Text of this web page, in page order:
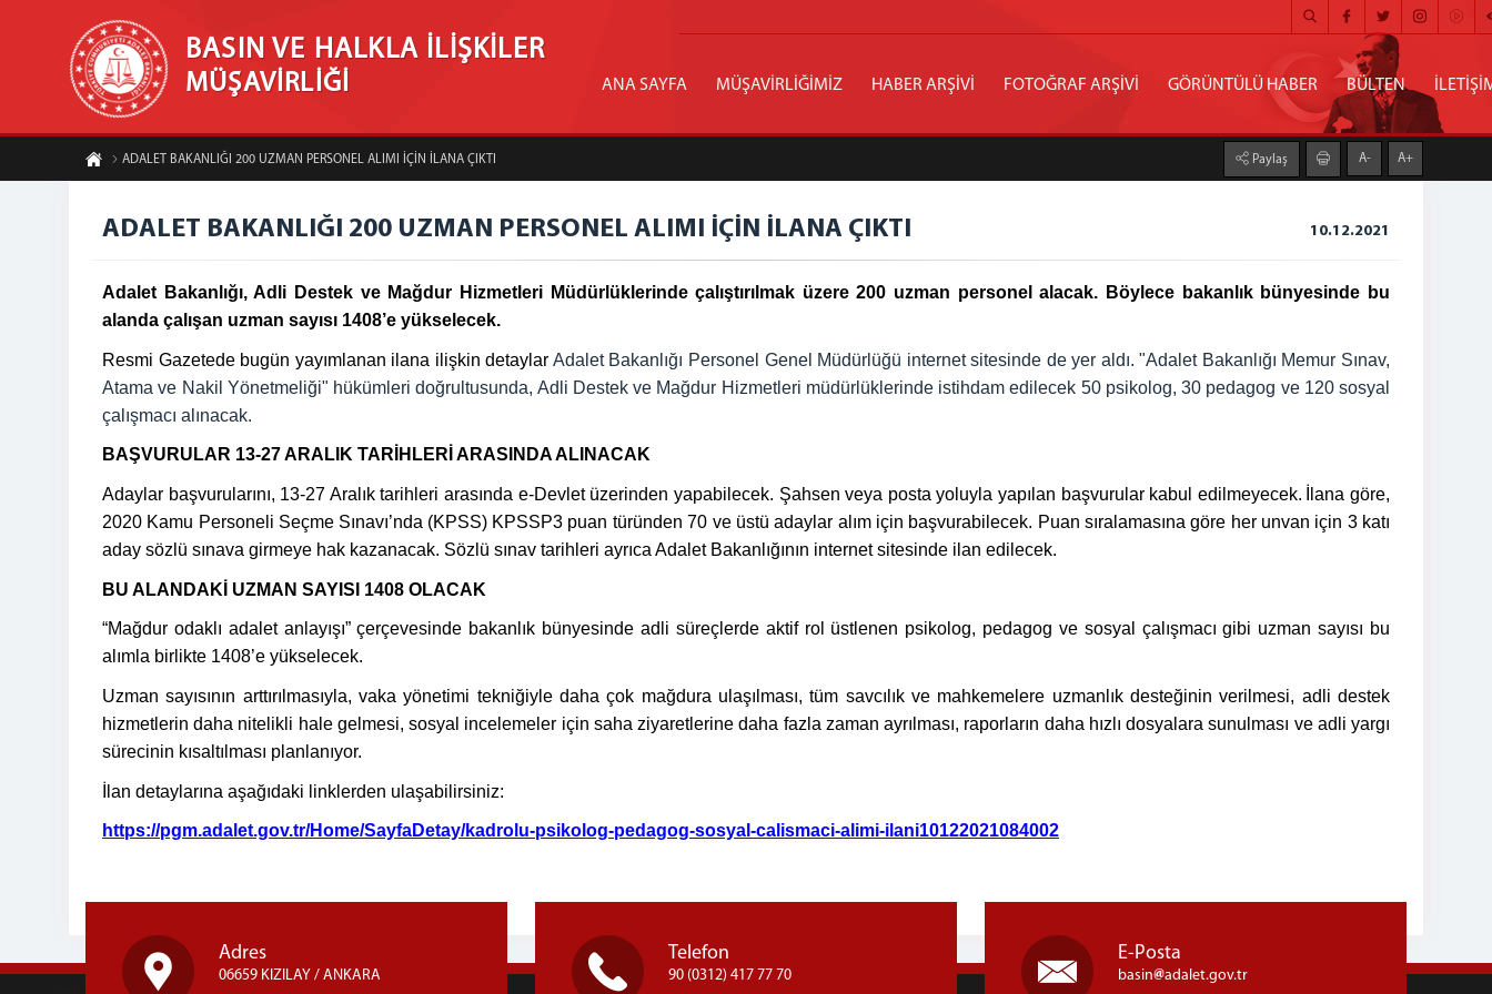
BASIN VE HALKLA İLİŞKİLER
MÜŞAVİRLİĞİ ANA SAYFA MÜŞAVİRLİĞİMİZ HABER ARŞİVİ FOTOĞRAF ARŞİVİ GÖRÜNTÜLÜ HABER BÜLTEN
ADALET BAKANLIĞI 200 UZMAN PERSONEL ALIMI İÇİN İLANA ÇIKTI Paylaş A- A+
ADALET BAKANLIĞI 200 UZMAN PERSONEL ALIMI İÇİN İLANA ÇIKTI 10.12.2021
Adalet Bakanlığı, Adli Destek ve Mağdur Hizmetleri Müdürlüklerinde çalıştırılmak üzere 200 uzman personel alacak. Böylece bakanlık bünyesinde bu
alanda çalışan uzman sayısı 1408’e yükselecek.
Resmi Gazetede bugün yayımlanan ilana ilişkin detaylar Adalet Bakanlığı Personel Genel Müdürlüğü internet sitesinde de yer aldı. "Adalet Bakanlığı Memur Sınav,
Atama ve Nakil Yönetmeliği" hükümleri doğrultusunda, Adli Destek ve Mağdur Hizmetleri müdürlüklerinde istihdam edilecek 50 psikolog, 30 pedagog ve 120 sosyal
çalışmacı alınacak.
BAŞVURULAR 13-27 ARALIK TARİHLERİ ARASINDA ALINACAK
Adaylar başvurularını, 13-27 Aralık tarihleri arasında e-Devlet üzerinden yapabilecek. Şahsen veya posta yoluyla yapılan başvurular kabul edilmeyecek.
İlana göre,
2020 Kamu Personeli Seçme Sınavı’nda (KPSS) KPSSP3 puan türünden 70 ve üstü adaylar alım için başvurabilecek. Puan sıralamasına göre her unvan için 3 katı
aday sözlü sınava girmeye hak kazanacak. Sözlü sınav tarihleri ayrıca Adalet Bakanlığının internet sitesinde ilan edilecek.
BU ALANDAKİ UZMAN SAYISI 1408 OLACAK
“Mağdur odaklı adalet anlayışı” çerçevesinde bakanlık bünyesinde adli süreçlerde aktif rol üstlenen psikolog, pedagog ve sosyal çalışmacı gibi uzman sayısı bu
alımla birlikte 1408’e yükselecek.
Uzman sayısının arttırılmasıyla, vaka yönetimi tekniğiyle daha çok mağdura ulaşılması, tüm savcılık ve mahkemelere uzmanlık desteğinin verilmesi, adli destek
hizmetlerin daha nitelikli hale gelmesi, sosyal incelemeler için saha ziyaretlerine daha fazla zaman ayrılması, raporların daha hızlı dosyalara sunulması ve adli yargı
sürecinin kısaltılması planlanıyor.
İlan detaylarına aşağıdaki linklerden ulaşabilirsiniz:
https://pgm.adalet.gov.tr/Home/SayfaDetay/kadrolu-psikolog-pedagog-sosyal-calismaci-alimi-ilani10122021084002
Adres
06659 KIZILAY / ANKARA
Telefon
90 (0312) 417 77 70
E-Posta
basin adalet.gov.tr